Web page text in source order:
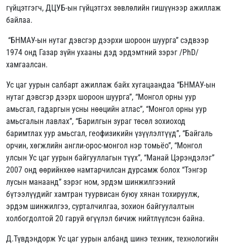
гүйцэтгэгч, ДЦУБ-ын гүйцэтгэх зөвлөлийн гишүүнээр ажиллаж
байлаа.
“БНМАУ-ын нутаг дэвсгэр дээрхи шороон шуурга” сэдвээр
1974 онд Газар зүйн ухааны дэд эрдэмтний зэрэг /PhD/
хамгаалсан.
Ус цаг уурын салбарт ажиллаж байх хугацаандаа “БНМАУ-ын
нутаг дэвсгэр дээрх шороон шуурга”, “Монгол орны уур
амьсгал, гадаргын усны нөөцийн атлас”, “Монгол орны уур
амьсгалын лавлах”, “Барилгын зураг төсөл зохиоход
баримтлах уур амьсгал, геофизикийн үзүүлэлтүүд”, “Байгаль
орчин, хөгжлийн англи-орос-монгол нэр томьёо”, “Монгол
улсын Ус цаг уурын байгууллагын түүх”, “Манай Цэрэндэлэг”
2007 онд өөрийнхөө намтарчилсан дурсамж болох “Тэнгэр
лусын манаанд” зэрэг ном, эрдэм шинжилгээний
бүтээлүүдийг хамтран туурвисан буюу хянан тохируулж,
эрдэм шинжилгээ, сурталчилгаа, зохион байгуулалтын
холбогдолтой 20 гаруй өгүүлэл бичиж нийтлүүлсэн байна.
Д.Түвдэндорж Ус цаг уурын албанд шинэ техник, технологийн